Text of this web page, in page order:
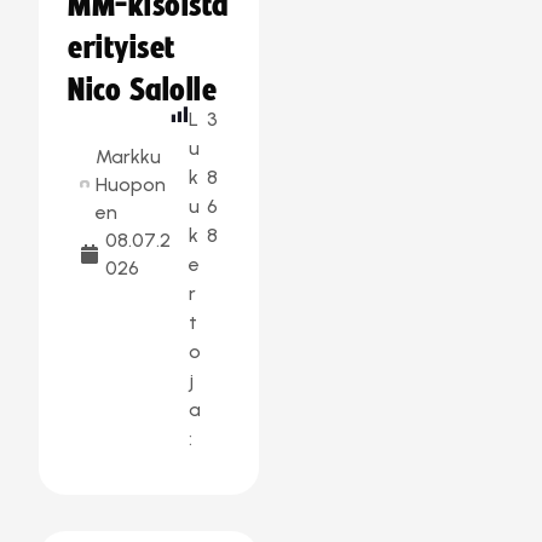
erityiset
Nico Salolle
Markku
Huopon
en
08.07.2
026
L
u
k
u
k
e
r
t
o
j
a
:
3
8
6
8